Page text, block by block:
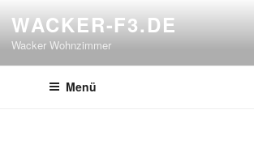
WACKER-F3.DE
Wacker Wohnzimmer
Menü